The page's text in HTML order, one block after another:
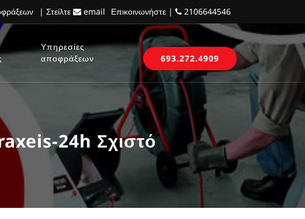
| Στείλτε email Επικοινωνήστε | 2106644546
Υπηρεσίες
αποφράξεων
693.272.4909
24h Σχιστό